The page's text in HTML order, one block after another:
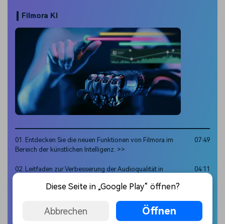
Filmora KI
01. Entdecken Sie die neuen Funktionen von Filmora im
Bereich der künstlichen Intelligenz. >>
07:49
02. Leitfaden zur Verbesserung der Audioqualität in
04:11
Tipps zum Filmen
Diese Seite in „Google Play“ öffnen?
Abbrechen Öffnen